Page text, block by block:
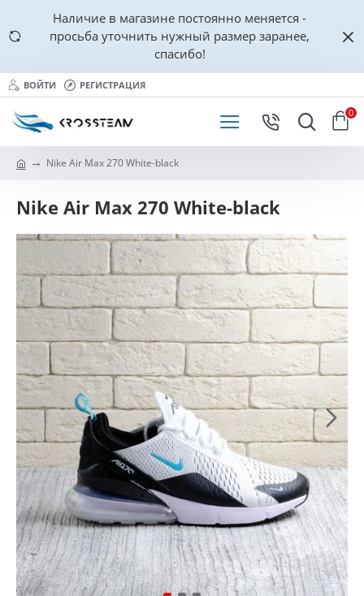
Наличие в магазине постоянно меняется -
просьба уточнить нужный размер заранее,
спасибо!
ВОЙТИ РЕГИСТРАЦИЯ
0
Nike Air Max 270 White-black
Nike Air Max 270 White-black